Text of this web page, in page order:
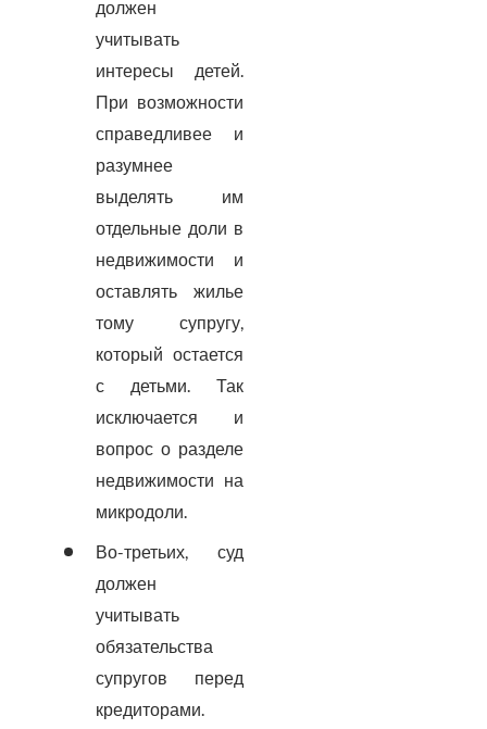
должен
учитывать
интересы детей.
При возможности
справедливее и
разумнее
выделять им
отдельные доли в
недвижимости и
оставлять жилье
тому супругу,
который остается
с детьми. Так
исключается и
вопрос о разделе
недвижимости на
микродоли.
Во-третьих, суд
должен
учитывать
обязательства
супругов перед
кредиторами.